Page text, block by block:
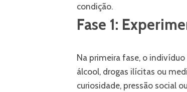
condição.
Fase 1:
Na primeira fase, o
álcool, drogas ilícitas ou
curiosidade, pressão social